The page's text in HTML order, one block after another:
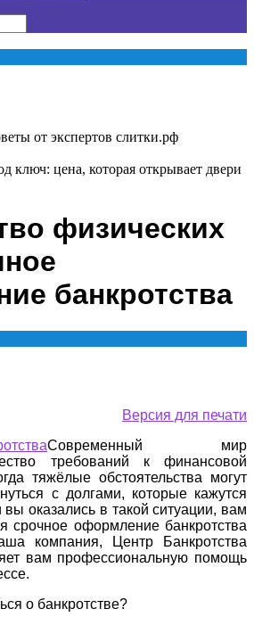
от экспертов слитки.рф
ключ: цена, которая открывает двери
физических
банкротства
Версия для печати
Современный мир
требований к финансовой
тяжёлые обстоятельства могут
с долгами, которые кажутся
оказались в такой ситуации, вам
срочное оформление банкротства
компания, Центр Банкротства
вам профессиональную помощь
о банкротстве?